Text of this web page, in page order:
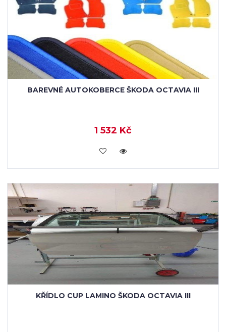
BAREVNÉ AUTOKOBERCE ŠKODA OCTAVIA III
1 532 Kč
KOUPIT
KŘÍDLO CUP LAMINO ŠKODA OCTAVIA III